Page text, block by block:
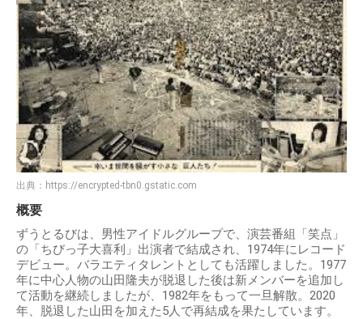
出典： https://encrypted-tbn0.gstatic.com
概要
ずうとるびは、男性アイドルグループで、演芸番組「笑点」
の「ちびっ子大喜利」出演者で結成され、1974年にレコード
デビュー。バラエティタレントとしても活躍しました。1977
年に中心人物の山田隆夫が脱退した後は新メンバーを追加し
て活動を継続しましたが、1982年をもって一旦解散。2020
年、脱退した山田を加えた5人で再結成を果たしています。